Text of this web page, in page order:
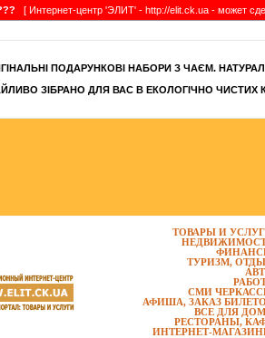
[ Интернет-центр 'ЭЛИТ' - http://elit.ck.ua - может
ПОДАРУНКОВІ НАБОРИ З ЧАЄМ.
ЗІБРАНО ДЛЯ ВАС В ЕКОЛОГІЧНО ЧИСТИХ
ТОВАРЫ И
ТУРИЗМ,
СМИ
АФИША, ЗАКАЗ
ВСЕ ДЛЯ
РЕСТОРАНЫ,
ИНТЕРНЕТ-